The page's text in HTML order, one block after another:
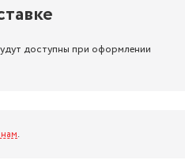
доступны при оформлении
.